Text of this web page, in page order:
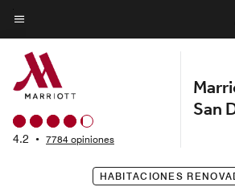
Skip
to
main
content
Texto del menú
4.2 • 7784 opiniones
San
HABITACIONES